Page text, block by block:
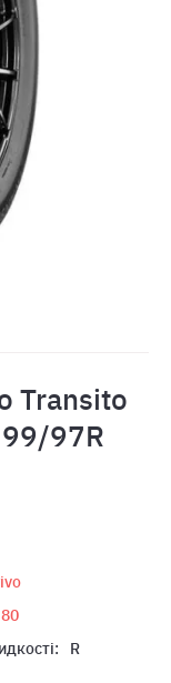
Transito
97R
80
R